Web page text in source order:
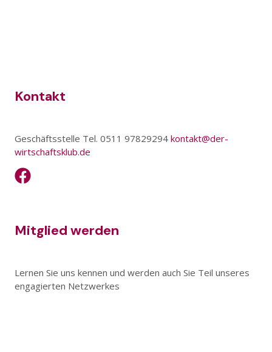
Kontakt
Geschäftsstelle Tel. 0511 97829294 kontakt@der-
wirtschaftsklub.de
Mitglied werden
Lernen Sie uns kennen und werden auch Sie Teil unseres
engagierten Netzwerkes